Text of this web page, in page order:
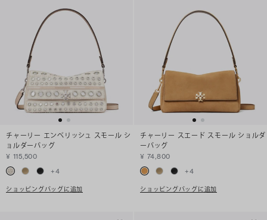
チャーリー エンベリッシュ スモール シ
ョルダーバッグ
¥ 115,500
+4
ショッピングバッグに追加
チャーリー スエード スモール ショルダ
ーバッグ
¥ 74,800
+4
ショッピングバッグに追加